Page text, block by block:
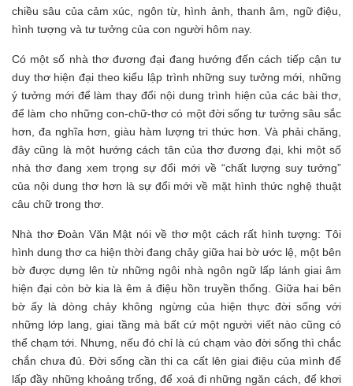
chiều sâu của cảm xúc, ngôn từ, hình ảnh, thanh âm, ngữ điệu,
hình tượng và tư tưởng của con người hôm nay.
Có một số nhà thơ đương đại đang hướng đến cách tiếp cận tư
duy thơ hiện đại theo kiểu lập trình những suy tưởng mới, những
ý tưởng mới để làm thay đổi nội dung trình hiện của các bài thơ,
để làm cho những con-chữ-thơ có một đời sống tư tưởng sâu sắc
hơn, đa nghĩa hơn, giàu hàm lượng tri thức hơn. Và phải chăng,
đây cũng là một hướng cách tân của thơ đương đại, khi một số
nhà thơ đang xem trọng sự đổi mới về “chất lượng suy tưởng”
của nội dung thơ hơn là sự đổi mới về mặt hình thức nghệ thuật
câu chữ trong thơ.
Nhà thơ Đoàn Văn Mật nói về thơ một cách rất hình tượng: Tôi
hình dung thơ ca hiện thời đang chảy giữa hai bờ ước lệ, một bên
bờ được dựng lên từ những ngôi nhà ngôn ngữ lấp lánh giai âm
hiện đại còn bờ kia là êm ả điệu hồn truyền thống. Giữa hai bên
bờ ấy là dòng chảy không ngừng của hiện thực đời sống với
những lớp lang, giai tầng mà bất cứ một người viết nào cũng có
thể chạm tới. Nhưng, nếu đó chỉ là cú chạm vào đời sống thì chắc
chắn chưa đủ. Đời sống cần thi ca cất lên giai điệu của mình để
lấp đầy những khoảng trống, để xoá đi những ngăn cách, để khơi